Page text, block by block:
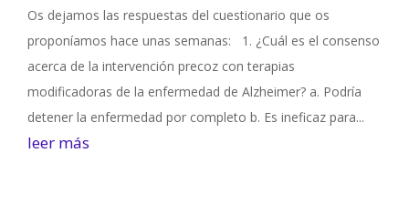
Os dejamos las respuestas del cuestionario que os
proponíamos hace unas semanas: 1. ¿Cuál es el consenso
acerca de la intervención precoz con terapias
modificadoras de la enfermedad de Alzheimer? a. Podría
detener la enfermedad por completo b. Es ineficaz para...
leer más